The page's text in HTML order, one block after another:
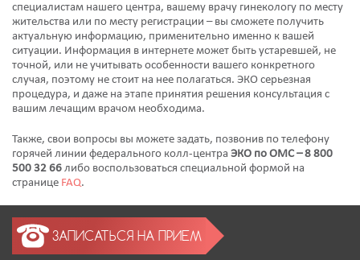
специалистам нашего центра, вашему врачу гинекологу по месту
жительства или по месту регистрации – вы сможете получить
актуальную информацию, применительно именно к вашей
ситуации. Информация в интернете может быть устаревшей, не
точной, или не учитывать особенности вашего конкретного
случая, поэтому не стоит на нее полагаться. ЭКО серьезная
процедура, и даже на этапе принятия решения консультация с
вашим лечащим врачом необходима.
Также, свои вопросы вы можете задать, позвонив по телефону
горячей линии федерального колл-центра ЭКО по ОМС – 8 800
500 32 66 либо воспользоваться специальной формой на
странице FAQ.
ЗАПИСАТЬСЯ НА ПРИЕМ